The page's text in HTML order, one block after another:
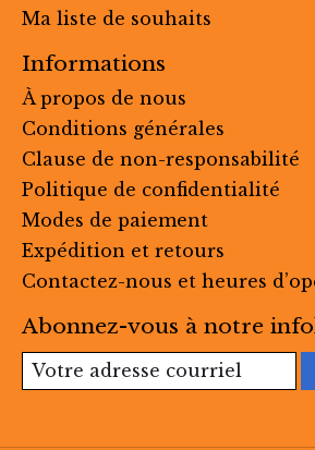
Ma liste de souhaits
Informations
À propos de nous
Conditions générales
Clause de non-responsabilité
Politique de confidentialité
Modes de paiement
Expédition et retours
Contactez-nous et heures
Abonnez-vous à notre